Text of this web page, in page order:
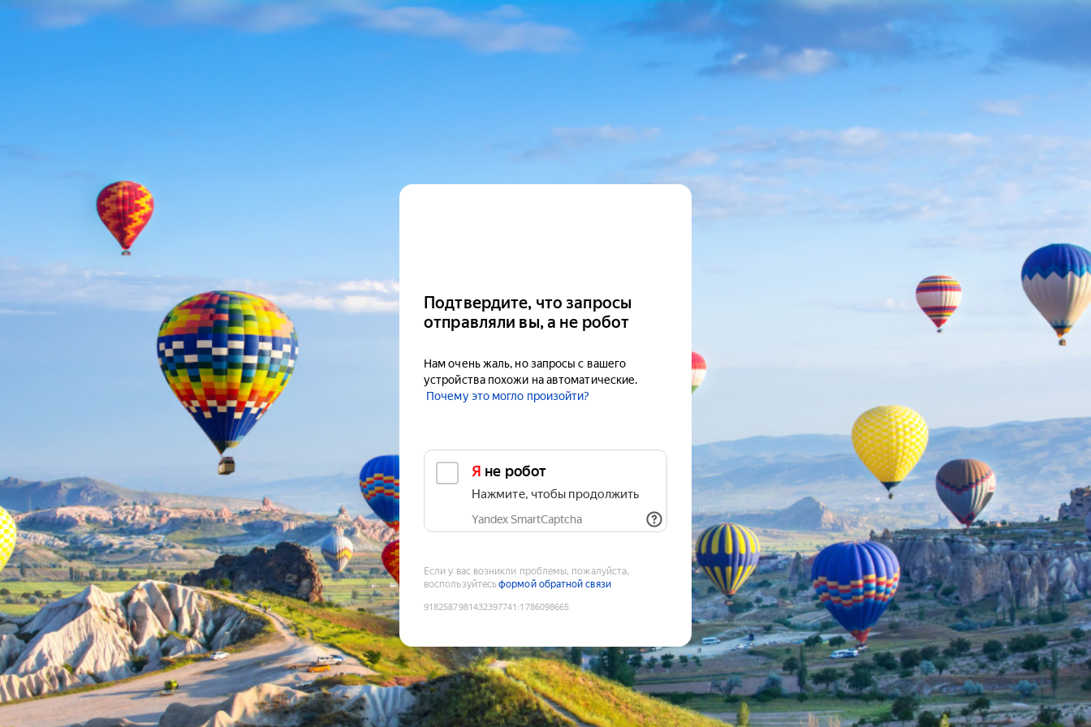
Подтвердите, что запросы
отправляли вы, а не робот
Нам очень жаль, но запросы с вашего
устройства похожи на автоматические.
Почему это могло произойти?
Я не робот
Нажмите, чтобы продолжить
Yandex SmartCaptcha
Если у вас возникли проблемы, пожалуйста,
воспользуйтесьформой обратной связи
9182587981432397741 :1786098665